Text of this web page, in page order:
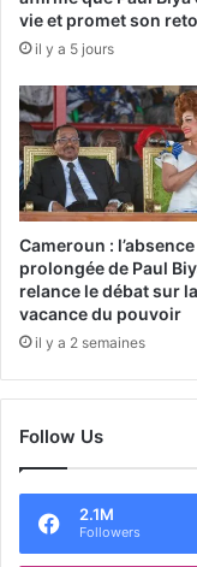
vie et promet son
il y a 5 jours
Cameroun : l’absence
prolongée de Paul
relance le débat sur la
vacance du pouvoir
il y a 2 semaines
Follow Us
2.1M
Followers